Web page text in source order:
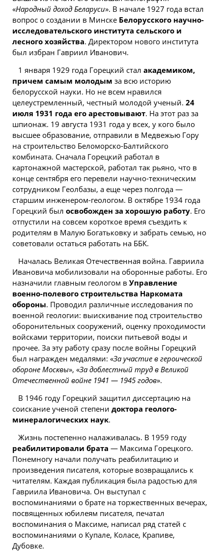
«Народный доход Беларуси». В начале 1927 года встал
вопрос о создании в Минске Белорусского научно-
исследовательского института сельского и
лесного хозяйства. Директором нового института
был избран Гавриил Иванович.
1 января 1929 года Горецкий стал академиком,
причем самым молодым за всю историю
белорусской науки. Но не всем нравился
целеустремленный, честный молодой ученый. 24
июля 1931 года его арестовывают. На этот раз за
шпионаж. 19 августа 1931 года у всех, у кого было
высшее образование, отправили в Медвежью Гору
на строительство Беломорско-Балтийского
комбината. Сначала Горецкий работал в
картонажной мастерской, работал так рьяно, что в
конце сентября его перевели научно-техническим
сотрудником Геолбазы, а еще через полгода —
старшим инженером-геологом. В октябре 1934 года
Горецкий был освобожден за хорошую работу. Его
отпустили на совсем короткое время съездить к
родителям в Малую Богатьковку и забрать семью, но
советовали остаться работать на ББК.
Началась Великая Отечественная война. Гавриила
Ивановича мобилизовали на оборонные работы. Его
назначили главным геологом в Управление
военно-полевого строительства Наркомата
обороны. Проводил различные исследования по
военной геологии: выискивание под строительство
оборонительных сооружений, оценку проходимости
войсками территории, поиски питьевой воды и
прочее. За эту работу сразу после войны Горецкий
был награжден медалями: «За участие в героической
обороне Москвы», «За доблестный труд в Великой
Отечественной войне 1941 — 1945 годов».
В 1946 году Горецкий защитил диссертацию на
соискание ученой степени доктора геолого-
минералогических наук.
Жизнь постепенно налаживалась. В 1959 году
реабилитировали брата — Максима Горецкого.
Понемногу начали получать реабилитацию и
произведения писателя, которые возвращались к
читателям. Каждая публикация была радостью для
Гавриила Ивановича. Он выступал с
воспоминаниями о брате на торжественных вечерах,
посвященных юбилеям писателя, печатал
воспоминания о Максиме, написал ряд статей с
воспоминаниями о Купале, Коласе, Крапиве,
Дубовке.